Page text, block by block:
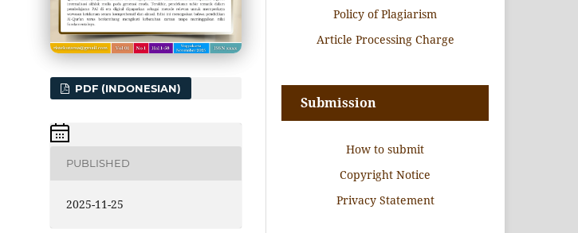
PDF (INDONESIAN)
PUBLISHED
2025-11-25
Policy of Plagiarism
Article Processing Charge
Submission
How to submit
Copyright Notice
Privacy Statement